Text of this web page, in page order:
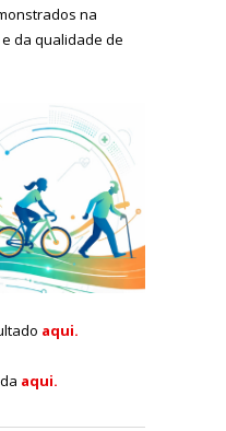
na
da qualidade de
aqui.
aqui.